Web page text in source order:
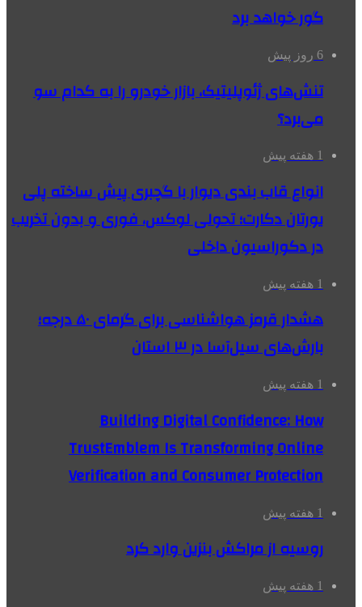
گور خواهد برد
6 روز پیش
تنش‌های ژئوپلیتیک، بازار خودرو را به کدام سو
می‌برد؟
1 هفته پیش
انواع قاب بندی دیوار با گچبری پیش ساخته پلی
یورتان دکارت؛ تحولی لوکس، فوری و بدون تخریب
در دکوراسیون داخلی
1 هفته پیش
هشدار قرمز هواشناسی برای گرمای ۵۰ درجه؛
بارش‌های سیل‌آسا در ۳ استان
1 هفته پیش
Building Digital Confidence: How
TrustEmblem Is Transforming Online
Verification and Consumer Protection
1 هفته پیش
روسیه از مراکش بنزین وارد کرد
1 هفته پیش